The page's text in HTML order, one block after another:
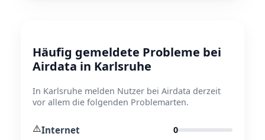
Häufig gemeldete Probleme bei
Airdata in Karlsruhe
In Karlsruhe melden Nutzer bei Airdata derzeit
vor allem die folgenden Problemarten.
⚠️Internet 0